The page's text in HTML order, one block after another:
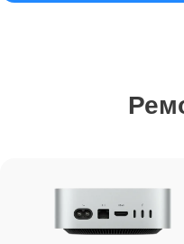
Ремонт блока
Ремонт звуковой